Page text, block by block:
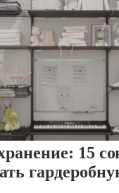
легко доступны и не
метод позволяет
и упрощать
как работает
оно подходит для
системы помогают
15